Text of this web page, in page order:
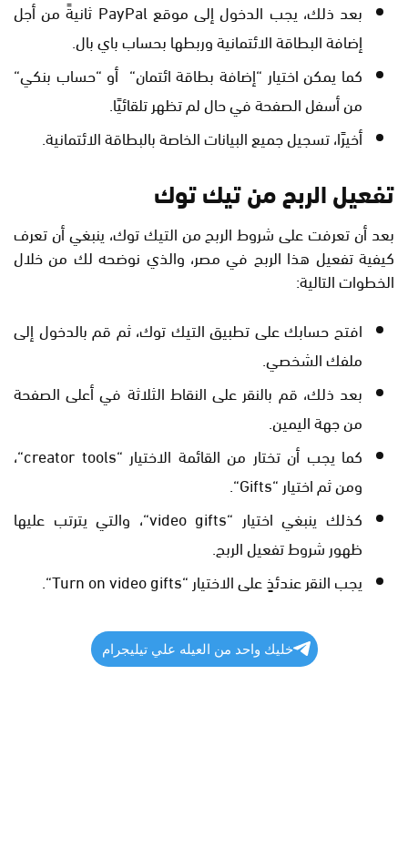
بعد ذلك، يجب الدخول إلى موقع PayPal ثانيةً من أجل
إضافة البطاقة الائتمانية وربطها بحساب باي بال.
كما يمكن اختيار “إضافة بطاقة ائتمان“ أو “حساب بنكي“
من أسفل الصفحة في حال لم تظهر تلقائيًا.
أخيرًا، تسجيل جميع البيانات الخاصة بالبطاقة الائتمانية.
تفعيل الربح من تيك توك
بعد أن تعرفت على شروط الربح من التيك توك، ينبغي أن تعرف
كيفية تفعيل هذا الربح في مصر، والذي نوضحه لك من خلال
الخطوات التالية:
افتح حسابك على تطبيق التيك توك، ثم قم بالدخول إلى
ملفك الشخصي.
بعد ذلك، قم بالنقر على النقاط الثلاثة في أعلى الصفحة
من جهة اليمين.
كما يجب أن تختار من القائمة الاختيار “creator tools“،
ومن ثم اختيار “Gifts“.
كذلك ينبغي اختيار “video gifts“، والتي يترتب عليها
ظهور شروط تفعيل الربح.
يجب النقر عندئذٍ على الاختيار “Turn on video gifts“.
خليك واحد من العيله علي تيليجرام